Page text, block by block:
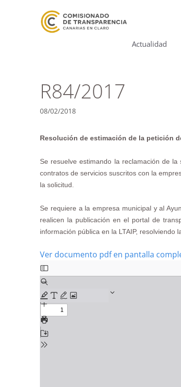
Actualidad
R84/2017
08/02/2018
Resolución de estimación de la petición
Se resuelve estimando la reclamación de
contratos de servicios suscritos con la
la solicitud.
Se requiere a la empresa municipal y al
realicen la publicación en el portal de
información pública en la LTAIP,
Ver documento pdf en pantalla